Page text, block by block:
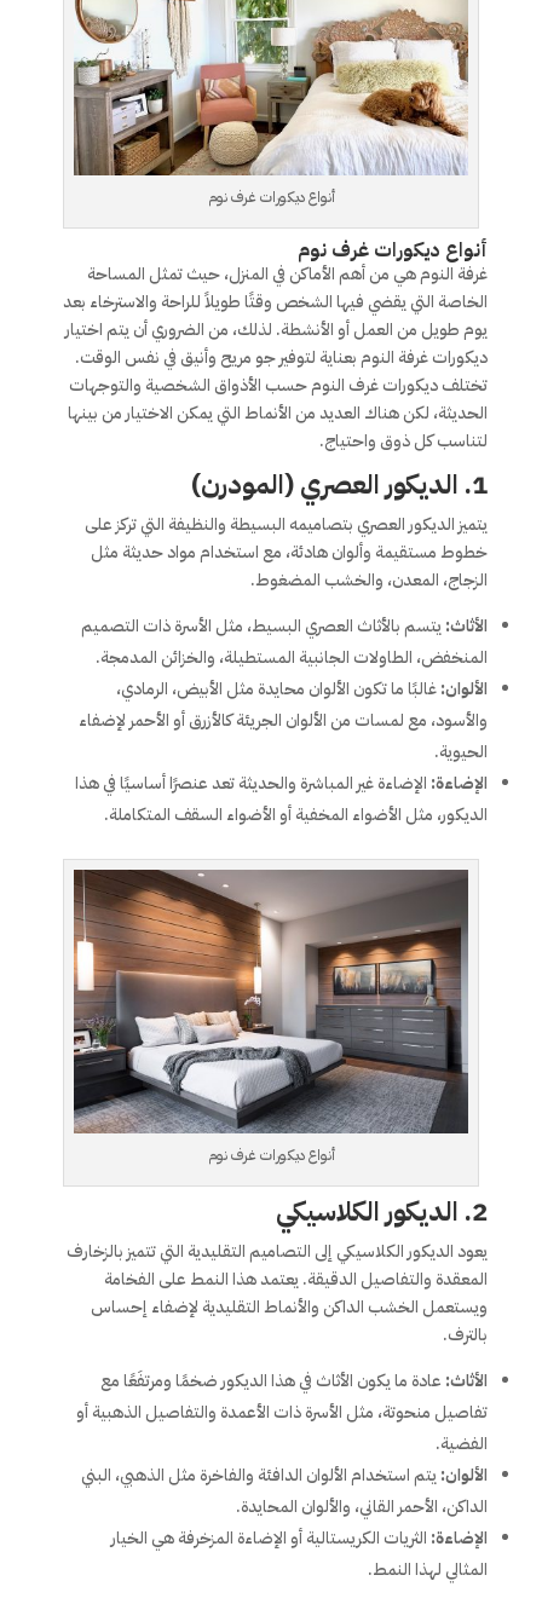
أنواع ديكورات غرف نوم
أنواع ديكورات غرف نوم
غرفة النوم هي من أهم الأماكن في المنزل، حيث تمثل المساحة
الخاصة التي يقضي فيها الشخص وقتًا طويلاً للراحة والاسترخاء بعد
يوم طويل من العمل أو الأنشطة. لذلك، من الضروري أن يتم اختيار
ديكورات غرفة النوم بعناية لتوفير جو مريح وأنيق في نفس الوقت.
تختلف ديكورات غرف النوم حسب الأذواق الشخصية والتوجهات
الحديثة، لكن هناك العديد من الأنماط التي يمكن الاختيار من بينها
لتناسب كل ذوق واحتياج.
1. الديكور العصري (المودرن)
يتميز الديكور العصري بتصاميمه البسيطة والنظيفة التي تركز على
خطوط مستقيمة وألوان هادئة، مع استخدام مواد حديثة مثل
الزجاج، المعدن، والخشب المضغوط.
الأثاث:يتسم بالأثاث العصري البسيط، مثل الأسرة ذات التصميم
المنخفض، الطاولات الجانبية المستطيلة، والخزائن المدمجة.
الألوان:غالبًا ما تكون الألوان محايدة مثل الأبيض، الرمادي،
والأسود، مع لمسات من الألوان الجريئة كالأزرق أو الأحمر لإضفاء
الحيوية.
الإضاءة: الإضاءة غير المباشرة والحديثة تعد عنصرًا أساسيًا في هذا
الديكور، مثل الأضواء المخفية أو الأضواء السقف المتكاملة.
أنواع ديكورات غرف نوم
2. الديكور الكلاسيكي
يعود الديكور الكلاسيكي إلى التصاميم التقليدية التي تتميز بالزخارف
المعقدة والتفاصيل الدقيقة. يعتمد هذا النمط على الفخامة
ويستعمل الخشب الداكن والأنماط التقليدية لإضفاء إحساس
بالترف.
الأثاث: عادة ما يكون الأثاث في هذا الديكور ضخمًا ومرتفَعًا مع
تفاصيل منحوتة، مثل الأسرة ذات الأعمدة والتفاصيل الذهبية أو
الفضية.
الألوان: يتم استخدام الألوان الدافئة والفاخرة مثل الذهبي، البني
الداكن، الأحمر القاني، والألوان المحايدة.
الإضاءة: الثريات الكريستالية أو الإضاءة المزخرفة هي الخيار
المثالي لهذا النمط.